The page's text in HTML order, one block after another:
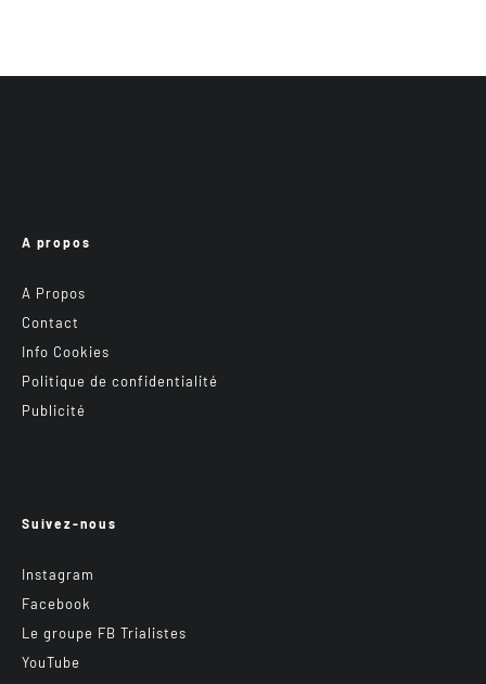
A propos
A Propos
Contact
Info Cookies
Politique de confidentialité
Publicité
Suivez-nous
Instagram
Facebook
Le groupe FB Trialistes
YouTube